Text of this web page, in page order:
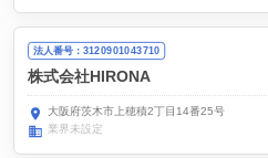
法人番号：3120901043710
株式会社HIRONA
大阪府茨木市上穂積2丁目14番25号
業界未設定